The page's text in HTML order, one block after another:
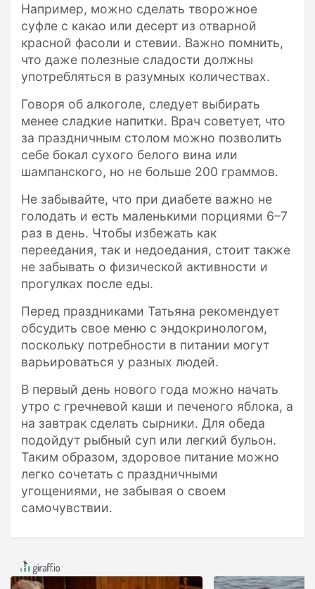
Например, можно сделать творожное
суфле с какао или десерт из отварной
красной фасоли и стевии. Важно помнить,
что даже полезные сладости должны
употребляться в разумных количествах.
Говоря об алкоголе, следует выбирать
менее сладкие напитки. Врач советует, что
за праздничным столом можно позволить
себе бокал сухого белого вина или
шампанского, но не больше 200 граммов.
Не забывайте, что при диабете важно не
голодать и есть маленькими порциями 6–7
раз в день. Чтобы избежать как
переедания, так и недоедания, стоит также
не забывать о физической активности и
прогулках после еды.
Перед праздниками Татьяна рекомендует
обсудить свое меню с эндокринологом,
поскольку потребности в питании могут
варьироваться у разных людей.
В первый день нового года можно начать
утро с гречневой каши и печеного яблока, а
на завтрак сделать сырники. Для обеда
подойдут рыбный суп или легкий бульон.
Таким образом, здоровое питание можно
легко сочетать с праздничными
угощениями, не забывая о своем
самочувствии.